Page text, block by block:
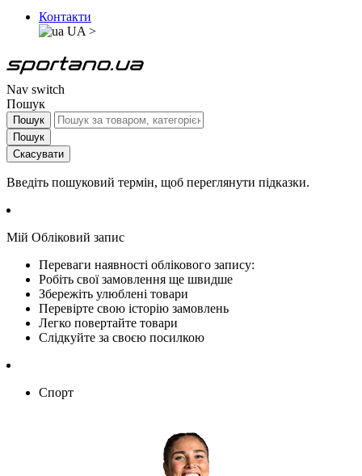
Контакти
UA >
Nav switch
Пошук
Пошук
Пошук
Скасувати
Введіть пошуковий термін, щоб переглянути підказки.
Мій Обліковий запис
Переваги наявності облікового запису:
Робіть свої замовлення ще швидше
Збережіть улюблені товари
Перевірте свою історію замовлень
Легко повертайте товари
Слідкуйте за своєю посилкою
Спорт